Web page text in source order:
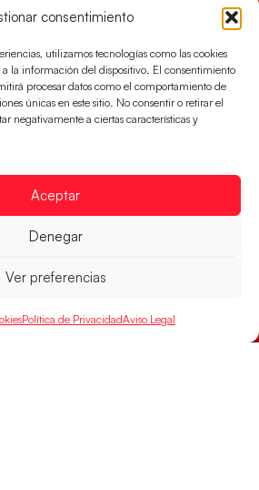
consentimiento
utilizamos tecnologías como las cookies
la información del dispositivo. El consentimiento
procesar datos como el comportamiento de
únicas en este sitio. No consentir o retirar el
negativamente a ciertas características y
Aceptar
Denegar
Ver preferencias
Política de PrivacidadAviso Legal
del EHF EURO 2026
buscan colgarse la presea en
del Campeonato de Europa,